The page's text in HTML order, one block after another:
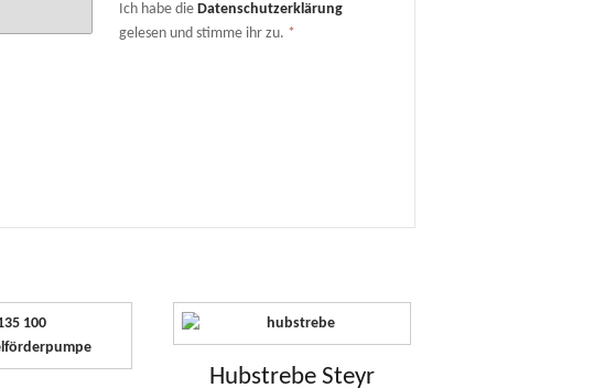
Ich habe dieDatenschutzerklärung
gelesen und stimme ihr zu. *
Hubstrebe Steyr